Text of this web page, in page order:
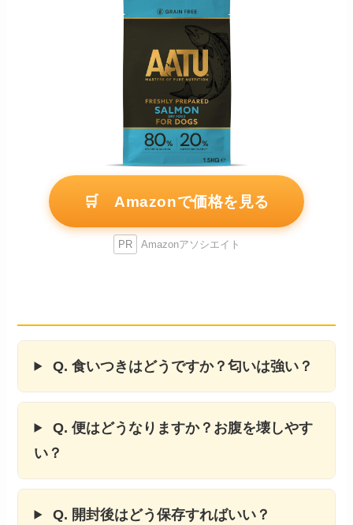
🛒 Amazonで価格を見る
PR Amazonアソシエイト
Q. 食いつきはどうですか？匂いは強い？
Q. 便はどうなりますか？お腹を壊しやす
い？
Q. 開封後はどう保存すればいい？